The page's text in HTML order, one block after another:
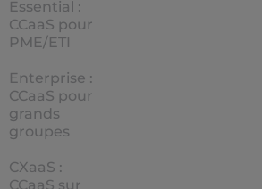
Essential :
CCaaS pour
PME/ETI
Enterprise :
CCaaS pour
grands
groupes
CXaaS :
CCaaS sur